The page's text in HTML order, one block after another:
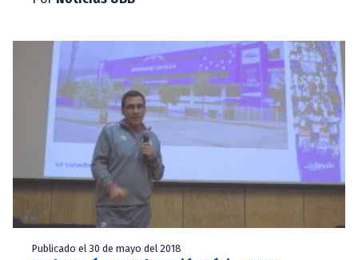
Publicado el 30 de mayo del 2018